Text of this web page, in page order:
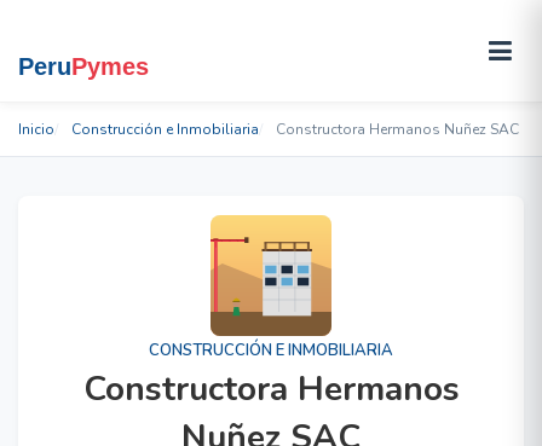
Inicio Construcción e Inmobiliaria Constructora Hermanos Nuñez SAC
CONSTRUCCIÓN E INMOBILIARIA
Constructora Hermanos